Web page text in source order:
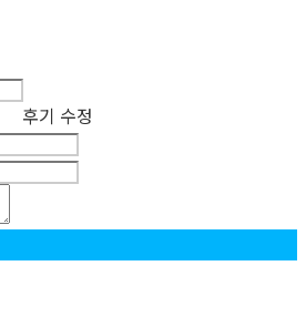
후기 수정